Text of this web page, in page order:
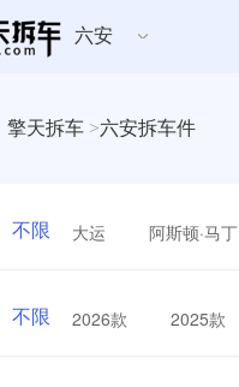
六安
擎天拆车 >六安拆车件
不限 大运 阿斯顿·马丁
不限 2026款 2025款